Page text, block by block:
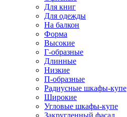
Для книг
Для одежды
На балкон
Форма
Высокие
Г-образные
Длинные
Низкие
П-образные
Радиусные шкафы-купе
Широкие
Угловые шкафы-купе
Закругленный фасад